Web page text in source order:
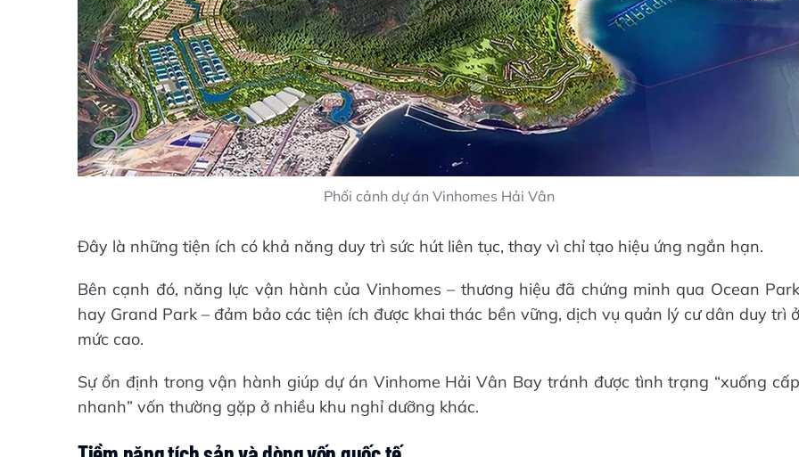
Phối cảnh dự án Vinhomes Hải Vân
Đây là những tiện ích có khả năng duy trì sức hút liên tục, thay vì chỉ tạo hiệu ứng ngắn hạn.
Bên cạnh đó, năng lực vận hành của Vinhomes – thương hiệu đã chứng minh qua Ocean Park
hay Grand Park – đảm bảo các tiện ích được khai thác bền vững, dịch vụ quản lý cư dân duy trì ở
mức cao.
Sự ổn định trong vận hành giúp dự án Vinhome Hải Vân Bay tránh được tình trạng “xuống cấp
nhanh” vốn thường gặp ở nhiều khu nghỉ dưỡng khác.